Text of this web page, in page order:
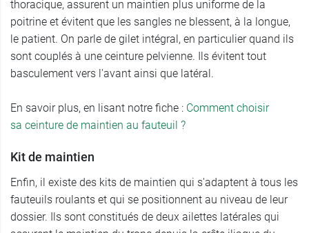
thoracique, assurent un maintien plus uniforme de la
poitrine et évitent que les sangles ne blessent, à la longue,
le patient. On parle de gilet intégral, en particulier quand ils
sont couplés à une ceinture pelvienne. Ils évitent tout
basculement vers l'avant ainsi que latéral.
En savoir plus, en lisant notre fiche : Comment choisir
sa ceinture de maintien au fauteuil ?
Kit de maintien
Enfin, il existe des kits de maintien qui s'adaptent à tous les
fauteuils roulants et qui se positionnent au niveau de leur
dossier. Ils sont constitués de deux ailettes latérales qui